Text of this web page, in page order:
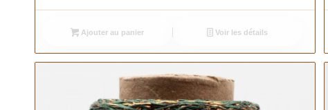
Ajouter au panier Voir les détails